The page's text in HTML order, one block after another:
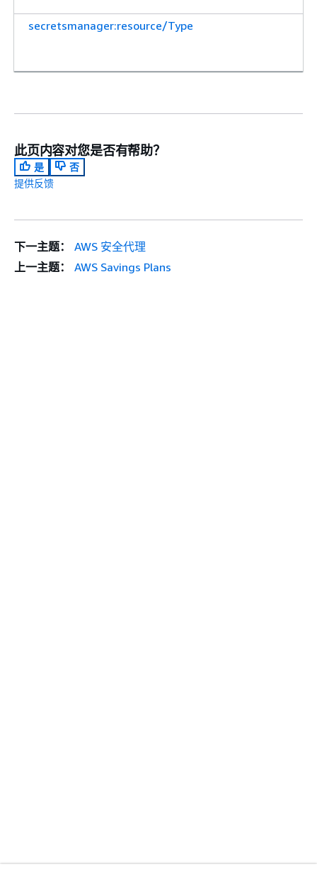
secretsmanager:resource/Type
此页内容对您是否有帮助？
是
否
提供反馈
下一主题：
AWS 安全代理
上一主题：
AWS Savings Plans